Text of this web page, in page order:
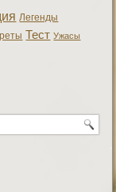
Легенды
Тест Ужасы